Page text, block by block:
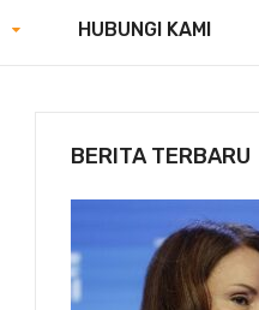
HUBUNGI KAMI
BERITA TERBARU